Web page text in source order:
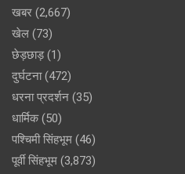
खबर (2,667)
खेल (73)
छेड़छाड़(1)
दुर्घटना(472)
धरना प्रदर्शन (35)
धार्मिक(50)
पश्चिमी सिंहभूम (46)
पूर्वी सिंहभूम (3,873)